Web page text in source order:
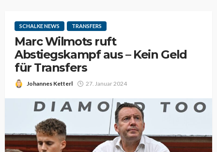
SCHALKE NEWS TRANSFERS
Marc Wilmots ruft
Abstiegskampf aus – Kein Geld
für Transfers
Johannes Ketterl 27. Januar 2024